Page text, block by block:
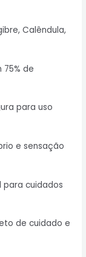
Calêndula,
de
para uso
e sensação
cuidados
de cuidado e